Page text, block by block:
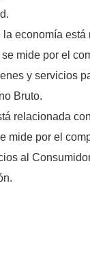
la economía está
mide por el
y servicios
Bruto.
relacionada
mide por el
al